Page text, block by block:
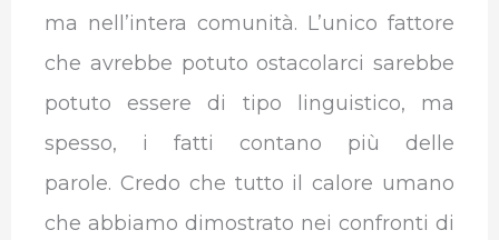
ma nell’intera comunità. L’unico fattore
che avrebbe potuto ostacolarci sarebbe
potuto essere di tipo linguistico, ma
spesso, i fatti contano più delle
parole. Credo che tutto il calore umano
che abbiamo dimostrato nei confronti di